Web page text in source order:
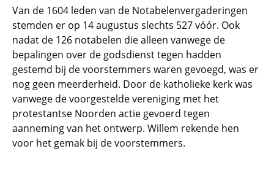
Van de 1604 leden van de Notabelenvergaderingen
stemden er op 14 augustus slechts 527 vóór. Ook
nadat de 126 notabelen die alleen vanwege de
bepalingen over de godsdienst tegen hadden
gestemd bij de voorstemmers waren gevoegd, was er
nog geen meerderheid. Door de katholieke kerk was
vanwege de voorgestelde vereniging met het
protestantse Noorden actie gevoerd tegen
aanneming van het ontwerp. Willem rekende hen
voor het gemak bij de voorstemmers.